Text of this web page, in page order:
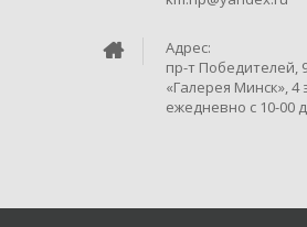
Адрес:
пр-т Победителей,
«Галерея Минск», 4
ежедневно c 10-00